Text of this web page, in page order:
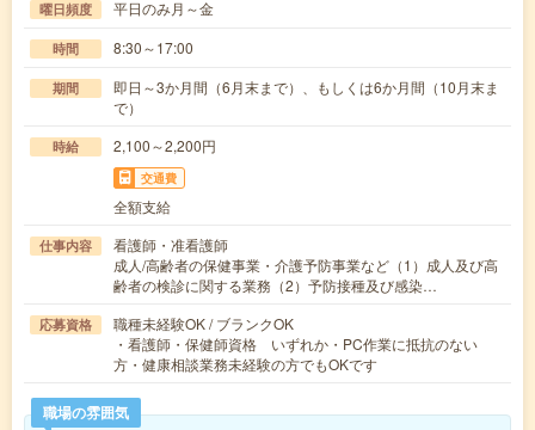
曜日頻度 平日のみ月～金
時間 8:30～17:00
期間
即日～3か月間（6月末まで）、もしくは6か月間（10月末ま
で）
時給 2,100～2,200円
交通費
全額支給
仕事内容
看護師・准看護師
成人/高齢者の保健事業・介護予防事業など（1）成人及び高
齢者の検診に関する業務（2）予防接種及び感染…
応募資格
職種未経験OK / ブランクOK
・看護師・保健師資格 いずれか・PC作業に抵抗のない
方・健康相談業務未経験の方でもOKです
職場の雰囲気